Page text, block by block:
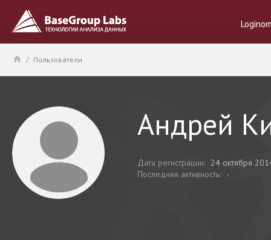
/ Пользователи
Андрей
Дата регистрации: 24 октября
Последняя активность: -